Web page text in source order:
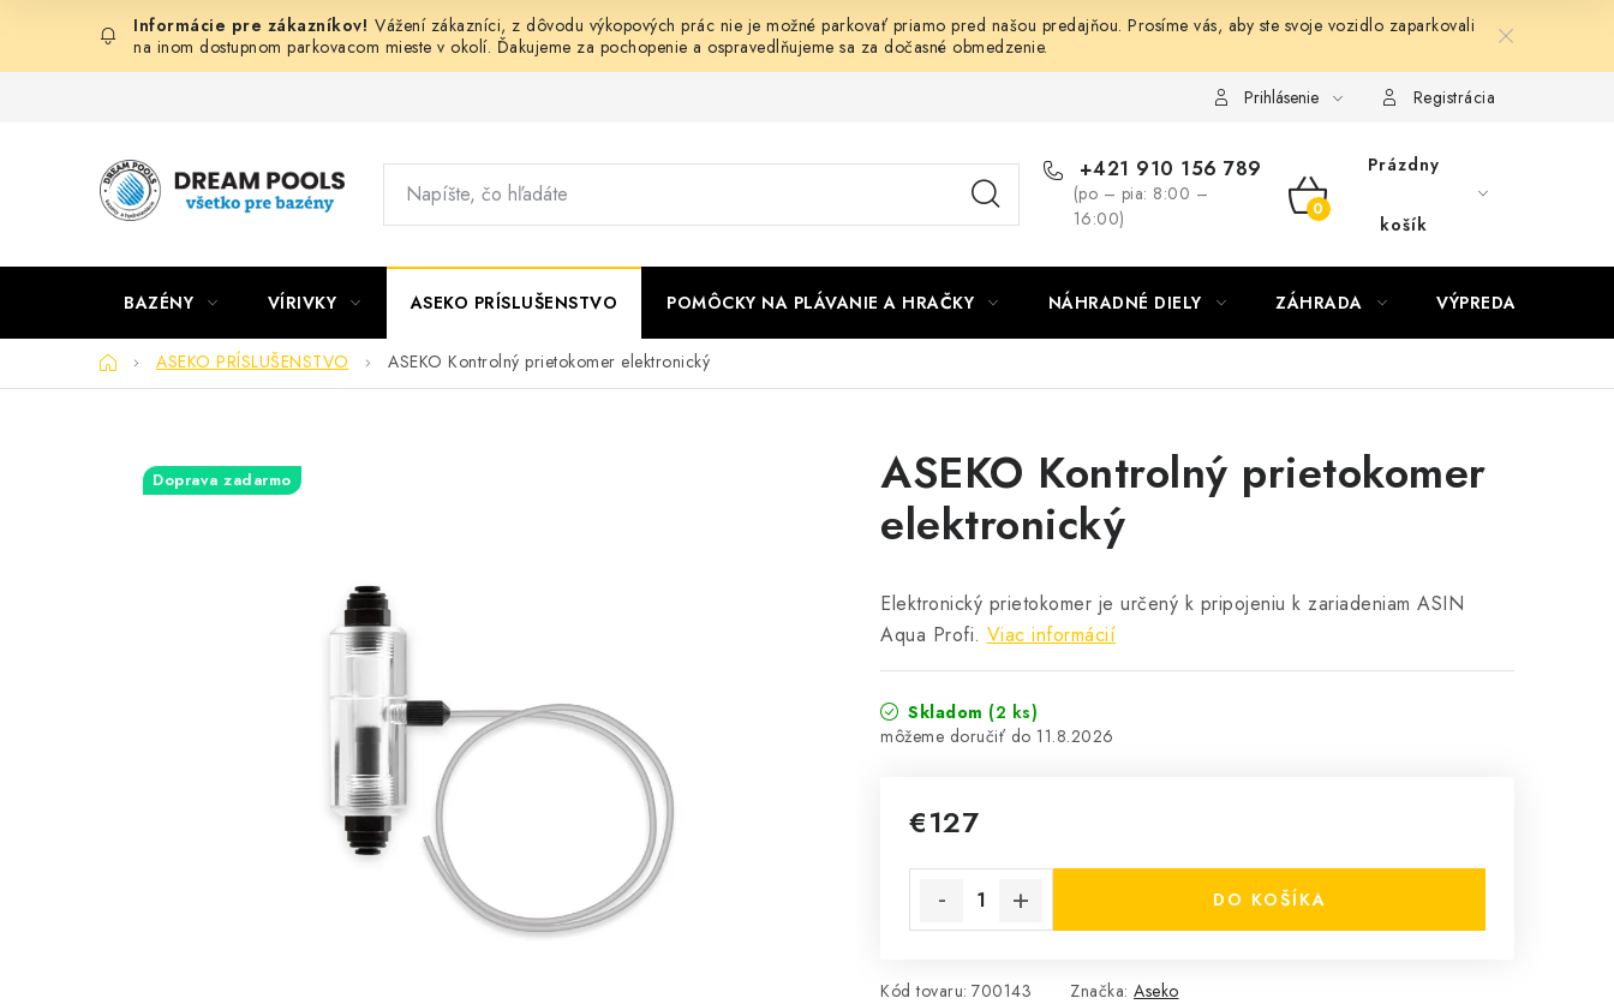
obsah
Vážení zákazníci, z dôvodu výkopových prác nie je možné parkovať priamo pred našou predajňou. Prosíme vás, aby ste svoje vozidlo zaparkovali
na inom dostupnom parkovacom mieste v okolí. Ďakujeme za pochopenie a ospravedlňujeme sa za dočasné obmedzenie.
Prihlásenie Registrácia
+421 910 156 789
(po – pia: 8:00 –
16:00)
NÁKUPNÝ
KOŠÍK
Prázdny
košík
BAZÉNY VÍRIVKY ASEKO PRÍSLUŠENSTVO POMÔCKY NA PLÁVANIE A HRAČKY NÁHRADNÉ DIELY ZÁHRADA VÝPREDAJ
DomovASEKO PRÍSLUŠENSTVO ASEKO Kontrolný prietokomer elektronický
ASEKO Kontrolný prietokomer
elektronický
Elektronický prietokomer je určený k pripojeniu k zariadeniam ASIN
Aqua Profi. Viac informácií
Skladom (2 ks)
11.8.2026
€127
DO KOŠÍKA
Kód tovaru: 700143 Značka: Aseko
Doprava zadarmo